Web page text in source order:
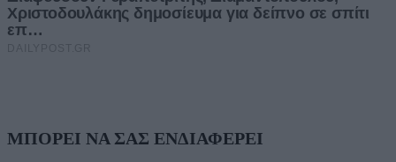
ΜΠΟΡΕΙ ΝΑ ΣΑΣ ΕΝΔΙΑΦΕΡΕΙ